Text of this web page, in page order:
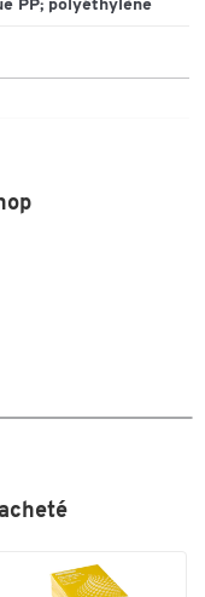
PP; polyéthylène